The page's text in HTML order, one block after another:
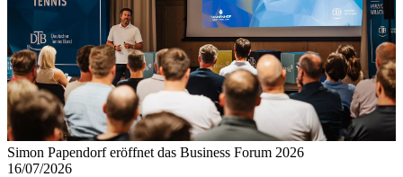
Simon Papendorf eröffnet das Business Forum 2026
16/07/2026